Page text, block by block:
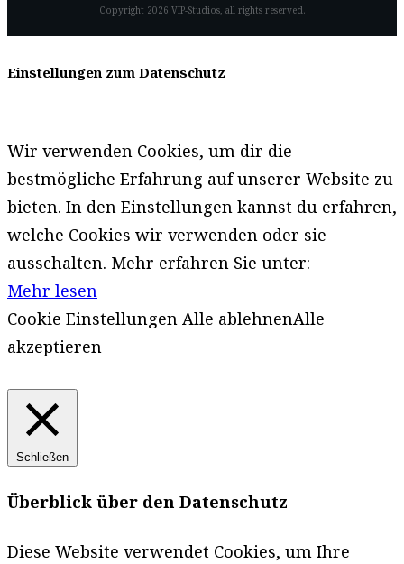
Copyright 2026 VIP-Studios, all rights reserved.
Einstellungen zum Datenschutz
Wir verwenden Cookies, um dir die
bestmögliche Erfahrung auf unserer Website zu
bieten. In den Einstellungen kannst du erfahren,
welche Cookies wir verwenden oder sie
ausschalten. Mehr erfahren Sie unter:
Mehr lesen
Cookie Einstellungen Alle ablehnenAlle
akzeptieren
Schließen
Überblick über den Datenschutz
Diese Website verwendet Cookies, um Ihre